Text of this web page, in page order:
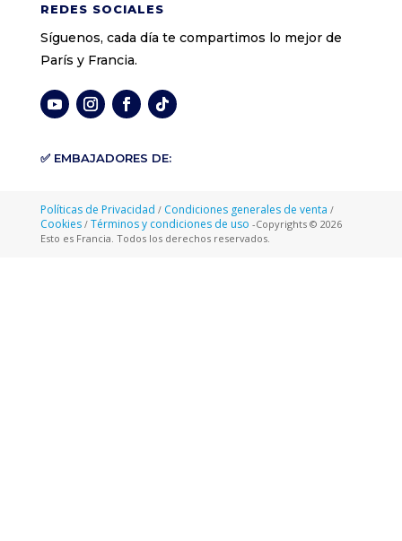
REDES SOCIALES
Síguenos, cada día te compartimos lo mejor de
París y Francia.
✅ EMBAJADORES DE:
Políticas de Privacidad / Condiciones generales de venta /
Cookies / Términos y condiciones de uso -Copyrights © 2026
Esto es Francia. Todos los derechos reservados.